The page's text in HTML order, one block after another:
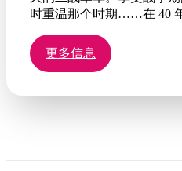
时重温那个时期……在 40
防御体验（军事博物馆）
接载。
更多信息